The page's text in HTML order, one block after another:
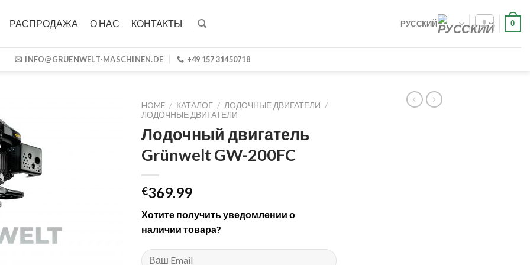
РАСПРОДАЖА О НАС КОНТАКТЫ РУССКИЙ 0
INFO@GRUENWELT-MASCHINEN.DE +49 157 31450718
HOME / КАТАЛОГ / ЛОДОЧНЫЕ ДВИГАТЕЛИ /
ЛОДОЧНЫЕ ДВИГАТЕЛИ
Лодочный двигатель
Grünwelt GW-200FC
€369.99
Хотите получить уведомлении о
наличии товара?